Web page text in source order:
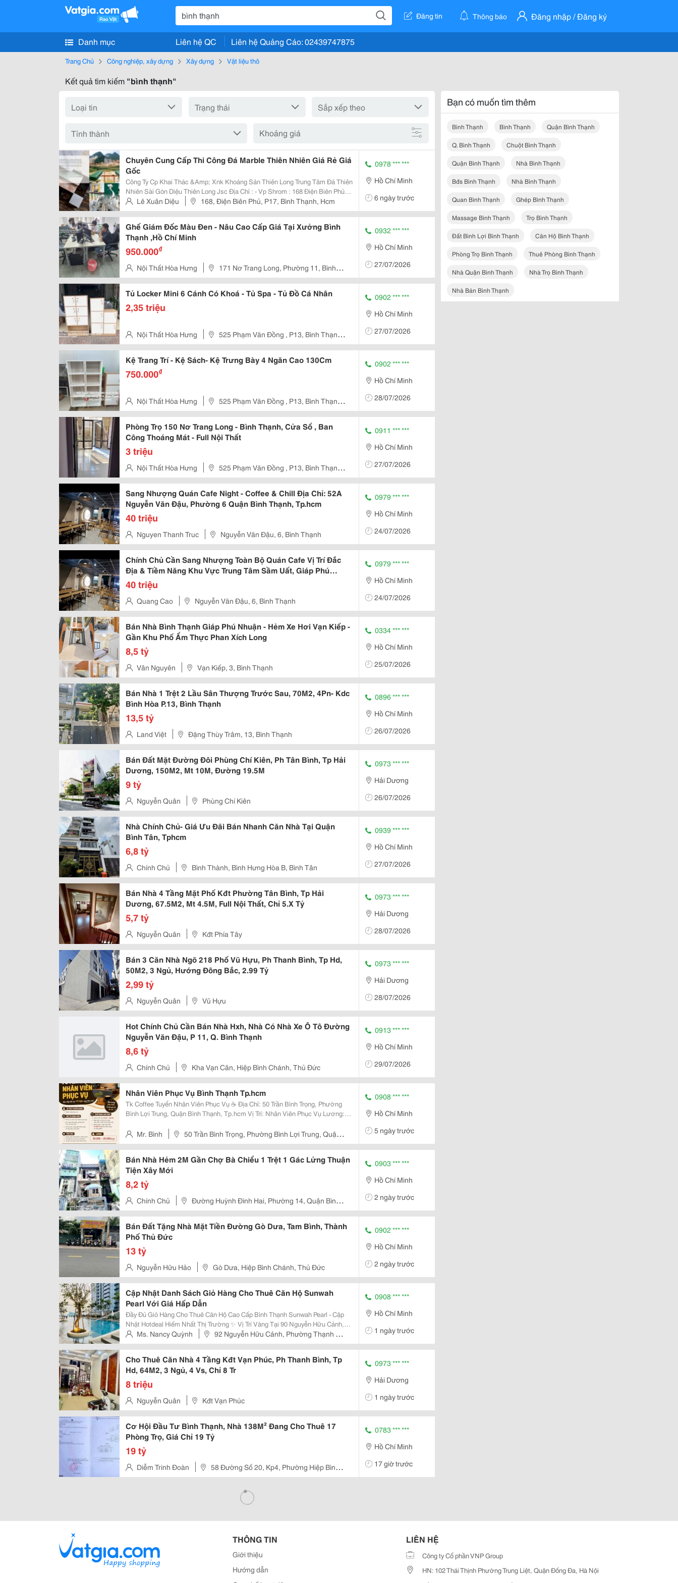
Đăng tin Thông báo Đăng nhập / Đăng ký
Danh mục Liên hệ QC Liên hệ Quảng Cáo: 02439747875
Trang Chủ Công nghiệp, xây dựng Xây dựng Vật liệu thô
Kết quả tìm kiếm "bình thạnh"
Khoảng giá
Chuyên Cung Cấp Thi Công Đá Marble Thiên Nhiên Giá Rẻ Giá
Gốc
Công Ty Cp Khai Thác &Amp; Xnk Khoáng Sản Thiên Long Trung Tâm Đá Thiên
Nhiên Sài Gòn Diệu Thiên Long Jsc Địa Chỉ : - Vp Shrom : 168 Điện Biên Phủ,
P. 17, Q. Bình Thạnh, Tp Hcm. - Mỏ Nhà Máy : Quỳ Hợp, Nghệ An - Mst :
2900862009 -
Lê Xuân Diệu 168, Điện Biên Phủ, P17, Bình Thạnh, Hcm
0978 *** ***
Hồ Chí Minh
6 ngày trước
Ghế Giám Đốc Màu Đen - Nâu Cao Cấp Giá Tại Xưởng Bình
Thạnh ,Hồ Chí Minh
950.000₫
Nội Thất Hòa Hưng
171 Nơ Trang Long, Phường 11, Bình
Thạnh, Hồ Chí Minh, Việt Nam
0932 *** ***
Hồ Chí Minh
27/07/2026
Tủ Locker Mini 6 Cánh Có Khoá - Tủ Spa - Tủ Đồ Cá Nhân
2,35 triệu
Nội Thất Hòa Hưng
525 Phạm Văn Đồng , P13, Bình Thạnh ,
Hcm
0902 *** ***
Hồ Chí Minh
27/07/2026
Kệ Trang Trí - Kệ Sách- Kệ Trưng Bày 4 Ngăn Cao 130Cm
750.000₫
Nội Thất Hòa Hưng
525 Phạm Văn Đồng , P13, Bình Thạnh ,
Hcm
0902 *** ***
Hồ Chí Minh
28/07/2026
Phòng Trọ 150 Nơ Trang Long - Bình Thạnh, Cửa Sổ , Ban
Công Thoáng Mát - Full Nội Thất
3 triệu
Nội Thất Hòa Hưng
525 Phạm Văn Đồng , P13, Bình Thạnh ,
Hcm
0911 *** ***
Hồ Chí Minh
27/07/2026
Sang Nhượng Quán Cafe Night - Coffee & Chill Địa Chỉ: 52A
Nguyễn Văn Đậu, Phường 6 Quận Bình Thạnh, Tp.hcm
40 triệu
Nguyen Thanh Truc Nguyễn Văn Đậu, 6, Bình Thạnh
0979 *** ***
Hồ Chí Minh
24/07/2026
Chính Chủ Cần Sang Nhượng Toàn Bộ Quán Cafe Vị Trí Đắc
Địa & Tiềm Năng Khu Vực Trung Tâm Sầm Uất, Giáp Phú
Nhuận, Giao Thông
40 triệu
Quang Cao Nguyễn Văn Đậu, 6, Bình Thạnh
0979 *** ***
Hồ Chí Minh
24/07/2026
Bán Nhà Bình Thạnh Giáp Phú Nhuận - Hẻm Xe Hơi Vạn Kiếp -
Gần Khu Phố Ẩm Thực Phan Xích Long
8,5 tỷ
Vân Nguyên Vạn Kiếp, 3, Bình Thạnh
0334 *** ***
Hồ Chí Minh
25/07/2026
Bán Nhà 1 Trệt 2 Lầu Sân Thượng Trước Sau, 70M2, 4Pn- Kdc
Bình Hòa P.13, Bình Thạnh
13,5 tỷ
Land Việt Đặng Thùy Trâm, 13, Bình Thạnh
0896 *** ***
Hồ Chí Minh
26/07/2026
Bán Đất Mặt Đường Đôi Phùng Chí Kiên, Ph Tân Bình, Tp Hải
Dương, 150M2, Mt 10M, Đường 19.5M
9 tỷ
Nguyễn Quân Phùng Chí Kiên
0973 *** ***
Hải Dương
26/07/2026
Nhà Chính Chủ- Giá Ưu Đãi Bán Nhanh Căn Nhà Tại Quận
Bình Tân, Tphcm
6,8 tỷ
Chính Chủ Bình Thành, Bình Hưng Hòa B, Bình Tân
0939 *** ***
Hồ Chí Minh
27/07/2026
Bán Nhà 4 Tầng Mặt Phố Kđt Phường Tân Bình, Tp Hải
Dương, 67.5M2, Mt 4.5M, Full Nội Thất, Chỉ 5.X Tỷ
5,7 tỷ
Nguyễn Quân Kđt Phía Tây
0973 *** ***
Hải Dương
28/07/2026
Bán 3 Căn Nhà Ngõ 218 Phố Vũ Hựu, Ph Thanh Bình, Tp Hd,
50M2, 3 Ngủ, Hướng Đông Bắc, 2.99 Tỷ
2,99 tỷ
Nguyễn Quân Vũ Hựu
0973 *** ***
Hải Dương
28/07/2026
Hot Chính Chủ Cần Bán Nhà Hxh, Nhà Có Nhà Xe Ô Tô Đường
Nguyễn Văn Đậu, P 11, Q. Bình Thạnh
8,6 tỷ
Chính Chủ Kha Vạn Cân, Hiệp Bình Chánh, Thủ Đức
0913 *** ***
Hồ Chí Minh
29/07/2026
Nhân Viên Phục Vụ Bình Thạnh Tp.hcm
Tk Coffee Tuyển Nhân Viên Phục Vụ ☕ Địa Chỉ: 50 Trần Bình Trọng, Phường
Bình Lợi Trung, Quận Bình Thạnh, Tp.hcm Vị Trí: Nhân Viên Phục Vụ Lương:
- Dọn Dẹp Bàn Ghế, Giữ...
Mr. Bình
50 Trần Bình Trọng, Phường Bình Lợi Trung, Quận
Bình Thạnh, Tp.hcm
0908 *** ***
Hồ Chí Minh
5 ngày trước
Bán Nhà Hẻm 2M Gần Chợ Bà Chiểu 1 Trệt 1 Gác Lửng Thuận
Tiện Xây Mới
8,2 tỷ
Chính Chủ
Đường Huỳnh Đình Hai, Phường 14, Quận Bình
Thạnh
0903 *** ***
Hồ Chí Minh
2 ngày trước
Bán Đất Tặng Nhà Mặt Tiền Đường Gò Dưa, Tam Bình, Thành
Phố Thủ Đức
13 tỷ
Nguyễn Hữu Hảo Gò Dưa, Hiệp Bình Chánh, Thủ Đức
0902 *** ***
Hồ Chí Minh
2 ngày trước
Cập Nhật Danh Sách Giỏ Hàng Cho Thuê Căn Hộ Sunwah
Pearl Với Giá Hấp Dẫn
Đầy Đủ Giỏ Hàng Cho Thuê Căn Hộ Cao Cấp Bình Thạnh Sunwah Pearl - Cập
Nhật Hotdeal Hiếm Nhất Thị Trường ✨ Vị Trí Vàng Tại 90 Nguyễn Hữu Cảnh,
Bình Thạnh, Ngay Cạnh Saigon Pearl, Chỉ 2 Phút Đến Quận 1, Kết Nối Nhanh
Thủ Thiêm, Metro Số 1, Landmark...
Ms. Nancy Quỳnh
92 Nguyễn Hữu Cảnh, Phường Thạnh Mỹ
Tây, Quận Bình Thạnh, Tp.hcm
0908 *** ***
Hồ Chí Minh
1 ngày trước
Cho Thuê Căn Nhà 4 Tầng Kđt Vạn Phúc, Ph Thanh Bình, Tp
Hd, 64M2, 3 Ngủ, 4 Vs, Chỉ 8 Tr
8 triệu
Nguyễn Quân Kđt Vạn Phúc
0973 *** ***
Hải Dương
1 ngày trước
Cơ Hội Đầu Tư Bình Thạnh, Nhà 138M² Đang Cho Thuê 17
Phòng Trọ, Giá Chỉ 19 Tỷ
19 tỷ
Diễm Trinh Đoàn
58 Đường Số 20, Kp4, Phường Hiệp Bình
Chánh, Quận Thủ Đức
0783 *** ***
Hồ Chí Minh
17 giờ trước
Bạn có muốn tìm thêm
Bình Thạnh Bình Thạnh Quận Bình Thạnh
Q. Bình Thạnh Chuột Bình Thạnh
Quận Bình Thạnh Nhà Bình Thạnh
Bđs Bình Thạnh Nhà Bình Thạnh
Quan Bình Thạnh Ghép Bình Thạnh
Massage Bình Thạnh Trọ Bình Thạnh
Đất Bình Lợi Bình Thạnh Căn Hộ Bình Thạnh
Phòng Trọ Bình Thạnh Thuê Phòng Bình Thạnh
Nhà Quận Bình Thạnh Nhà Trọ Bình Thạnh
Nhà Bán Bình Thạnh
THÔNG TIN
Giới thiệu
Hướng dẫn
LIÊN HỆ
Công ty Cổ phần VNP Group
HN: 102 Thái Thịnh Phường Trung Liệt, Quận Đống Đa, Hà Nội